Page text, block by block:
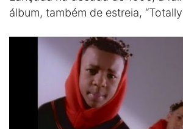
álbum, também de estreia,